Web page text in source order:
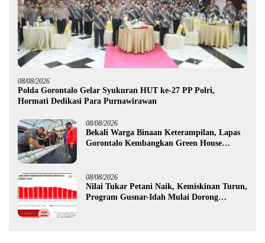
08/08/2026
Polda Gorontalo Gelar Syukuran HUT ke-27 PP Polri,
Hormati Dedikasi Para Purnawirawan
08/08/2026
Bekali Warga Binaan Keterampilan, Lapas
Gorontalo Kembangkan Green House
08/08/2026
Nilai Tukar Petani Naik, Kemiskinan Turun,
Program Gusnar-Idah Mulai Dorong